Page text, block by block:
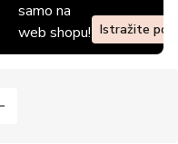
samo na
web shopu! Istražite